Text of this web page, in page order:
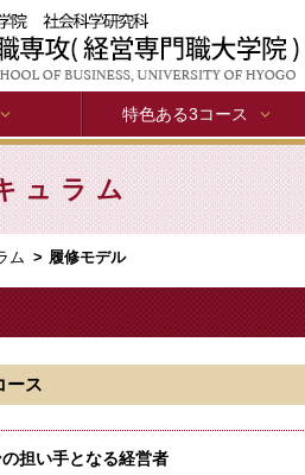
特色ある3コース
ュラム
ム 履修モデル
ース
担い手となる経営者